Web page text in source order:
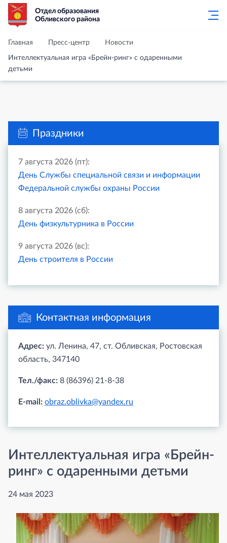
Отдел образования
Обливского района
Главная Пресс-центр Новости
Интеллектуальная игра «Брейн-ринг» с одаренными
детьми
Праздники
7 августа 2026 (пт):
День Службы специальной связи и информации
Федеральной службы охраны России
8 августа 2026 (сб):
День физкультурника в России
9 августа 2026 (вс):
День строителя в России
Контактная информация
Адрес: ул. Ленина, 47, ст. Обливская, Ростовская
область, 347140
Тел./факс: 8 (86396) 21-8-38
E-mail: obraz.oblivka@yandex.ru
Интеллектуальная игра «Брейн-
ринг» с одаренными детьми
24 мая 2023